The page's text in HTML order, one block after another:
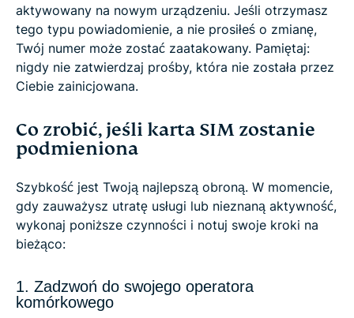
aktywowany na nowym urządzeniu. Jeśli otrzymasz
tego typu powiadomienie, a nie prosiłeś o zmianę,
Twój numer może zostać zaatakowany. Pamiętaj:
nigdy nie zatwierdzaj prośby, która nie została przez
Ciebie zainicjowana.
Co zrobić, jeśli karta SIM zostanie
podmieniona
Szybkość jest Twoją najlepszą obroną. W momencie,
gdy zauważysz utratę usługi lub nieznaną aktywność,
wykonaj poniższe czynności i notuj swoje kroki na
bieżąco:
1. Zadzwoń do swojego operatora
komórkowego